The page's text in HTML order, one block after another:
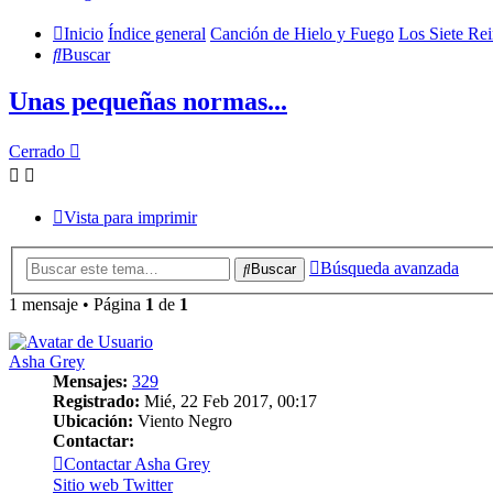
Inicio Índice general Canción de Hielo y Fuego Los Siete
Buscar
Unas pequeñas normas...
Cerrado
Vista para imprimir
Buscar
Búsqueda avanzada
1 mensaje • Página 1 de 1
Asha Grey
Mensajes: 329
Registrado: Mié, 22 Feb 2017, 00:17
Ubicación: Viento Negro
Contactar:
Contactar Asha Grey
Sitio web Twitter